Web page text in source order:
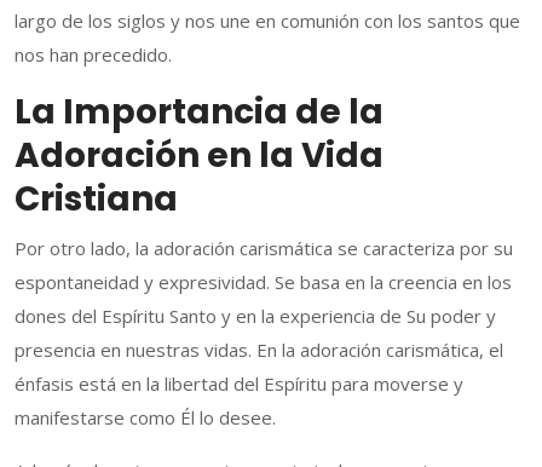
largo de los siglos y nos une en comunión con los santos que
nos han precedido.
La Importancia de la
Adoración en la Vida
Cristiana
Por otro lado, la adoración carismática se caracteriza por su
espontaneidad y expresividad. Se basa en la creencia en los
dones del Espíritu Santo y en la experiencia de Su poder y
presencia en nuestras vidas. En la adoración carismática, el
énfasis está en la libertad del Espíritu para moverse y
manifestarse como Él lo desee.